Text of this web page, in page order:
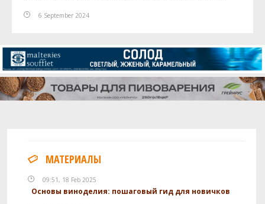
6 September 2024
МАТЕРИАЛЫ
09:51, 18 Feb 2025
Основы виноделия: пошаговый гид для новичков